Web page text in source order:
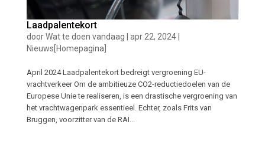
Laadpalentekort
doorWat te doen vandaag apr 22, 2024|
Nieuws[Homepagina]
April 2024 Laadpalentekort bedreigt vergroening EU-
vrachtverkeer Om de ambitieuze CO2-reductiedoelen van de
Europese Unie te realiseren, is een drastische vergroening van
het vrachtwagenpark essentieel. Echter, zoals Frits van
Bruggen, voorzitter van de RAI...